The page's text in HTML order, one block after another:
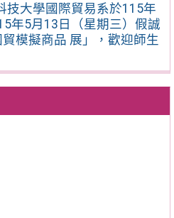
技大學國際貿易系於115年
年5月13日（星期三）假誠
模擬商品 展」，歡迎師生